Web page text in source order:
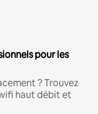
pour les
? Trouvez
haut débit et